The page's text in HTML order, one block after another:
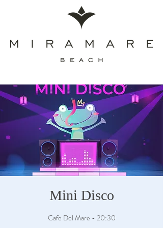
Mini Disco
Cafe Del Mare - 20:30